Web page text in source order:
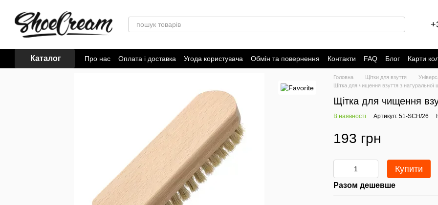
Каталог Про нас Оплата і доставка Угода користувача Обмін та повернення Контакти FAQ Блог Карти
Головна Щітки для взуття
Щітка для чищення взуття з натуральної
Щітка для чищення
В наявності Артикул: 51-SCH/26
193 грн
Купити
Разом дешевше